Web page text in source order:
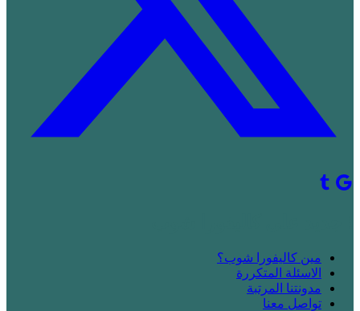
مين كاليفورا شوب؟
الاسئلة المتكررة
مدونتنا المرتبة
تواصل معنا